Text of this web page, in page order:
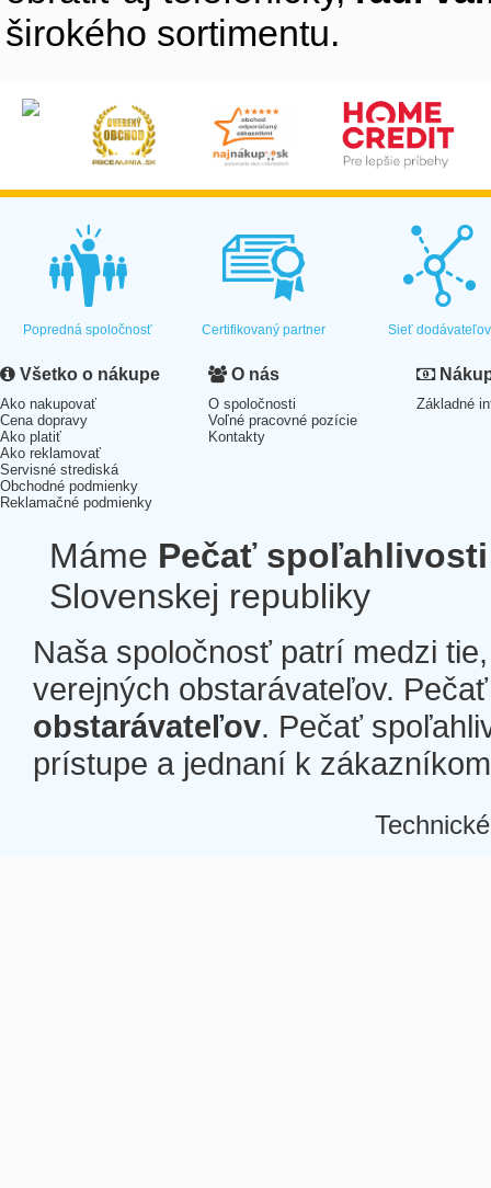
širokého sortimentu.
Popredná spoločnosť Certifikovaný partner Sieť dodávateľov
Všetko o nákupe
Ako nakupovať
Cena dopravy
Ako platiť
Ako reklamovať
Servisné strediská
Obchodné podmienky
Reklamačné podmienky
O nás
O spoločnosti
Voľné pracovné pozície
Kontakty
Základné
Máme Pečať spoľahlivosti
Slovenskej republiky
Naša spoločnosť patrí medzi
verejných obstarávateľov.
obstarávateľov. Pečať
prístupe a jednaní k